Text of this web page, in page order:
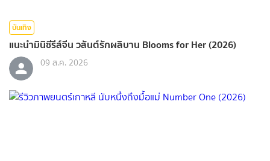
บันเทิง
แนะนำมินิซีรีส์จีน วสันต์รักผลิบาน Blooms for Her (2026)
09 ส.ค. 2026